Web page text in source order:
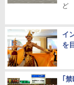
ど
イ
を
｢